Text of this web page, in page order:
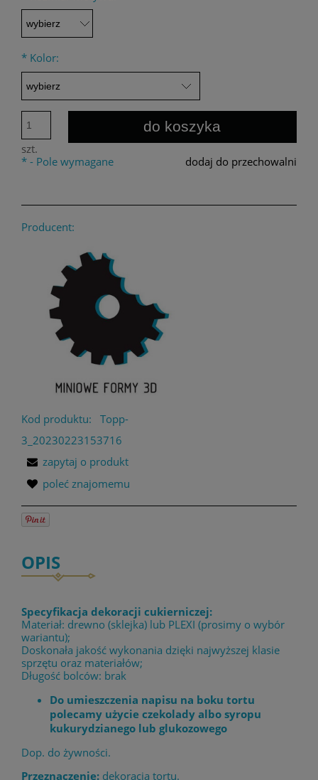
* Kolor:
szt.
do koszyka
dodaj do przechowalni
* - Pole wymagane
Producent:
Kod produktu:
Topp-
3_20230223153716
zapytaj o produkt
poleć znajomemu
OPIS
Specyfikacja dekoracji cukierniczej:
Materiał: drewno (sklejka) lub PLEXI (prosimy o wybór
wariantu);
Doskonała jakość wykonania dzięki najwyższej klasie
sprzętu oraz materiałów;
Długość bolców: brak
Do umieszczenia napisu na boku tortu
polecamy użycie czekolady albo syropu
kukurydzianego lub glukozowego
Dop. do żywności.
Przeznaczenie: dekoracja tortu.